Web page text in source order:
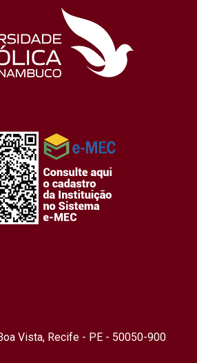
Vista, Recife - PE - 50050-900